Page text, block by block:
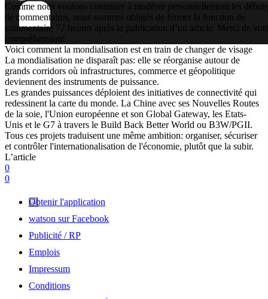
Comme nous voulons continuer à modérer personnellement les débats
de commentaires, nous sommes obligés de fermer la fonction de
commentaire 72 heures après la publication d’un article. Merci de
compréhension!
Voici comment la mondialisation est en train de changer de visage
La mondialisation ne disparaît pas: elle se réorganise autour de
grands corridors où infrastructures, commerce et géopolitique
deviennent des instruments de puissance.
Les grandes puissances déploient des initiatives de connectivité qui
redessinent la carte du monde. La Chine avec ses Nouvelles Routes
de la soie, l'Union européenne et son Global Gateway, les Etats-
Unis et le G7 à travers le Build Back Better World ou B3W/PGII.
Tous ces projets traduisent une même ambition: organiser, sécuriser
et contrôler l'internationalisation de l'économie, plutôt que la subir.
L’article
0
0
Obtenir l'application
watson sur Facebook
Publicité / RP
Emplois
Impressum
Conditions